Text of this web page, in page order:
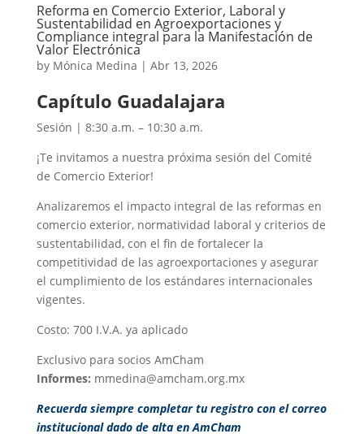
Reforma en Comercio Exterior, Laboral y
Sustentabilidad en Agroexportaciones y
Compliance integral para la Manifestación de
Valor Electrónica
by Mónica Medina | Abr 13, 2026
Capítulo Guadalajara
Sesión | 8:30 a.m. – 10:30 a.m.
¡Te invitamos a nuestra próxima sesión del Comité
de Comercio Exterior!
Analizaremos el impacto integral de las reformas en
comercio exterior, normatividad laboral y criterios de
sustentabilidad, con el fin de fortalecer la
competitividad de las agroexportaciones y asegurar
el cumplimiento de los estándares internacionales
vigentes.
Costo: 700 I.V.A. ya aplicado
Exclusivo para socios AmCham
Informes: mmedina@amcham.org.mx
Recuerda siempre completar tu registro con el correo
institucional dado de alta en AmCham